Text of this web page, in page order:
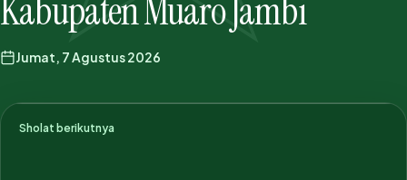
Kabupaten Muaro Jambi
Jumat, 7 Agustus 2026
Sholat berikutnya